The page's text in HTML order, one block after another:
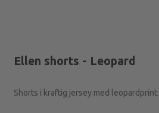
Ellen shorts - Leopard
Shorts i kraftig jersey med leopardprint.